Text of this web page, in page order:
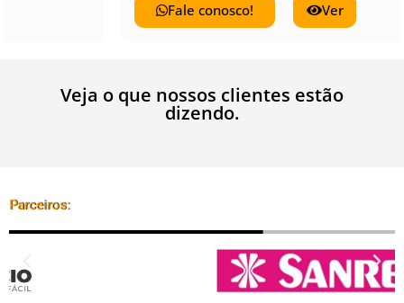
Ver
Veja o que nossos clientes estão
dizendo.
Parceiros: